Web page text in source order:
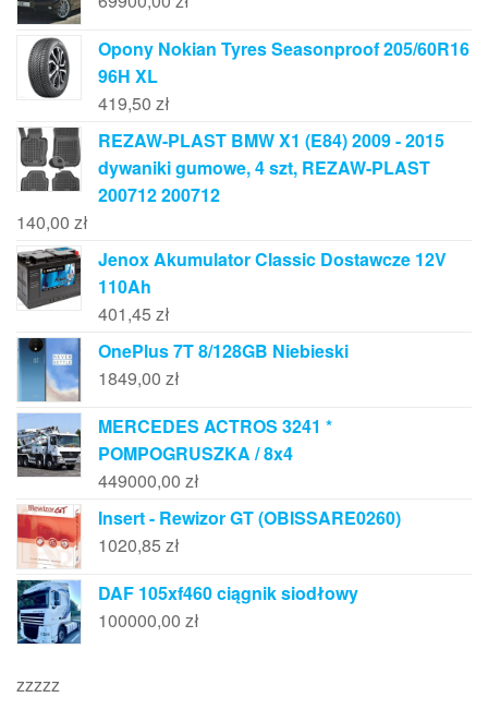
Opony Nokian Tyres Seasonproof 205/60R16
96H XL
419,50 zł
REZAW-PLAST BMW X1 (E84) 2009 - 2015
dywaniki gumowe, 4 szt, REZAW-PLAST
200712 200712
140,00 zł
Jenox Akumulator Classic Dostawcze 12V
110Ah
401,45 zł
OnePlus 7T 8/128GB Niebieski
1849,00 zł
MERCEDES ACTROS 3241 *
POMPOGRUSZKA / 8x4
449000,00 zł
Insert - Rewizor GT (OBISSARE0260)
1020,85 zł
DAF 105xf460 ciągnik siodłowy
100000,00 zł
zzzzz